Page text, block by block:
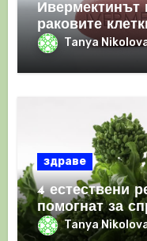
Ивермектинът
раковите
имунния
Tanya
здраве
4 естествени
помогнат за
Tanya